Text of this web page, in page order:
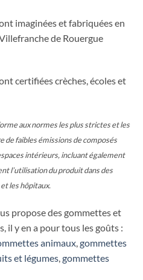
imaginées et fabriquées en
de Rouergue
certifiées crèches, écoles et
aux normes les plus strictes et les
de faibles émissions de composés
intérieurs, incluant également
l’utilisation du produit dans des
les hôpitaux.
propose des gommettes et
il y en a pour tous les goûts :
animaux,gommettes
et légumes,gommettes